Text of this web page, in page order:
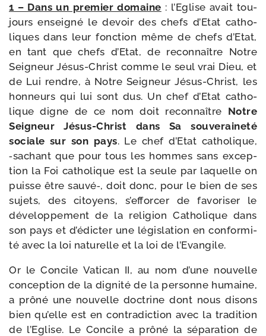
1 – Dans un pre­mier domaine : l’Eglise avait tou­
jours ensei­gné le devoir des chefs d’Etat catho­
liques dans leur fonc­tion même de chefs d’Etat,
en tant que chefs d’Etat, de recon­naître Notre
Seigneur Jésus-​Christ comme le seul vrai Dieu, et
de Lui rendre, à Notre Seigneur Jésus-​Christ, les
hon­neurs qui lui sont dus. Un chef d’Etat catho­
lique digne de ce nom doit recon­naître Notre
Seigneur Jésus-​Christ dans Sa sou­ve­rai­ne­té
sociale sur son pays. Le chef d’Etat catho­lique,
‑sachant que pour tous les hommes sans excep­
tion la Foi catho­lique est la seule par laquelle on
puisse être sauvé‑, doit donc, pour le bien de ses
sujets, des citoyens, s’efforcer de favo­ri­ser le
déve­lop­pe­ment de la reli­gion Catholique dans
son pays et d’édicter une légis­la­tion en confor­mi­
té avec la loi natu­relle et la loi de l’Evangile.
Or le Concile Vatican II, au nom d’une nou­velle
concep­tion de la digni­té de la per­sonne humaine,
a prô­né une nou­velle doc­trine dont nous disons
bien qu’elle est en contra­dic­tion avec la tra­di­tion
de l’Eglise. Le Concile a prô­né la sépa­ra­tion de